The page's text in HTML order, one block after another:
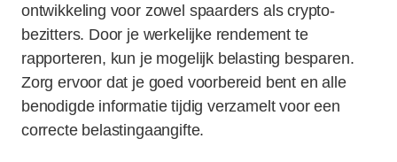
ontwikkeling voor zowel spaarders als crypto-
bezitters. Door je werkelijke rendement te
rapporteren, kun je mogelijk belasting besparen.
Zorg ervoor dat je goed voorbereid bent en alle
benodigde informatie tijdig verzamelt voor een
correcte belastingaangifte.